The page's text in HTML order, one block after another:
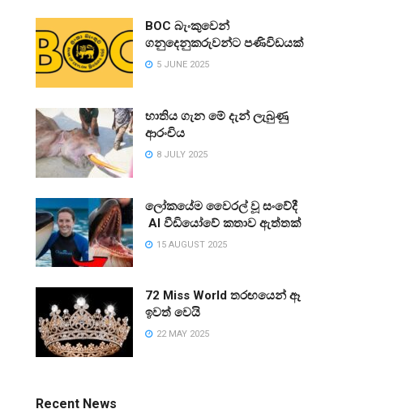
BOC බැංකුවෙන්
ගනුදෙනුකරුවන්ට පණිවිඩයක්
5 JUNE 2025
භාතිය ගැන මේ දැන් ලැබුණු
ආරංචිය
8 JULY 2025
ලෝකයේම වෛරල් වූ සංවේදී
AI වීඩියෝවේ කතාව ඇත්තක්
15 AUGUST 2025
72 Miss World තරඟයෙන් ඈ
ඉවත් වෙයි
22 MAY 2025
Recent News